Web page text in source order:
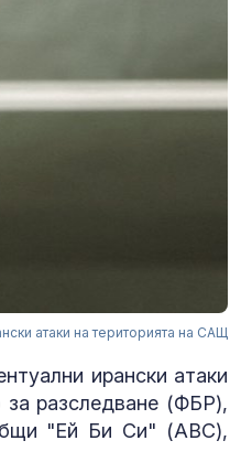
атаки на територията на САЩ
ирански атаки
разследване (ФБР),
"Ей Би Си" (ABC),